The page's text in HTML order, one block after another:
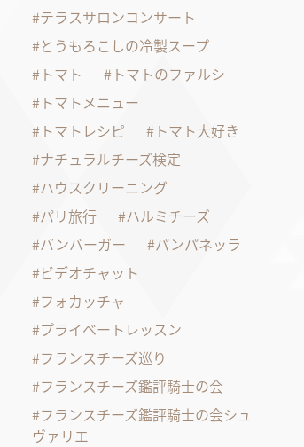
テラスサロンコンサート
とうもろこしの冷製スープ
トマト
トマトのファルシ
トマトメニュー
トマトレシピ
トマト大好き
ナチュラルチーズ検定
ハウスクリーニング
パリ旅行
ハルミチーズ
バンバーガー
パンパネッラ
ビデオチャット
フォカッチャ
プライベートレッスン
フランスチーズ巡り
フランスチーズ鑑評騎士の会
フランスチーズ鑑評騎士の会シュ
ヴァリエ